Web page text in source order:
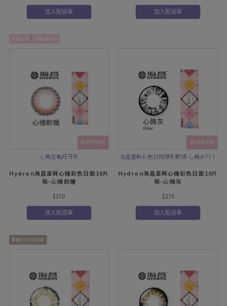
加入配送單 加入配送單
滿4件享折扣
心機定軸月牙款
Hydron海昌星眸心機彩色日拋10片
裝-心機軟糖
$270
加入配送單
滿4件享折扣
海昌星眸彩色日拋隱形眼鏡-心機系列｜
混血大直徑
Hydron海昌星眸心機彩色日拋10片
裝-心機灰
$270
加入配送單
實戴LOOKBOOK